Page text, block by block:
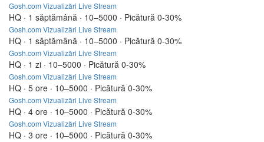
Gosh.com Vizualizări Live Stream
HQ · 1 săptămână · 10–5000 · Picătură 0-30%
Gosh.com Vizualizări Live Stream
HQ · 1 săptămână · 10–5000 · Picătură 0-30%
Gosh.com Vizualizări Live Stream
HQ · 1 zi · 10–5000 · Picătură 0-30%
Gosh.com Vizualizări Live Stream
HQ · 5 ore · 10–5000 · Picătură 0-30%
Gosh.com Vizualizări Live Stream
HQ · 4 ore · 10–5000 · Picătură 0-30%
Gosh.com Vizualizări Live Stream
HQ · 3 ore · 10–5000 · Picătură 0-30%